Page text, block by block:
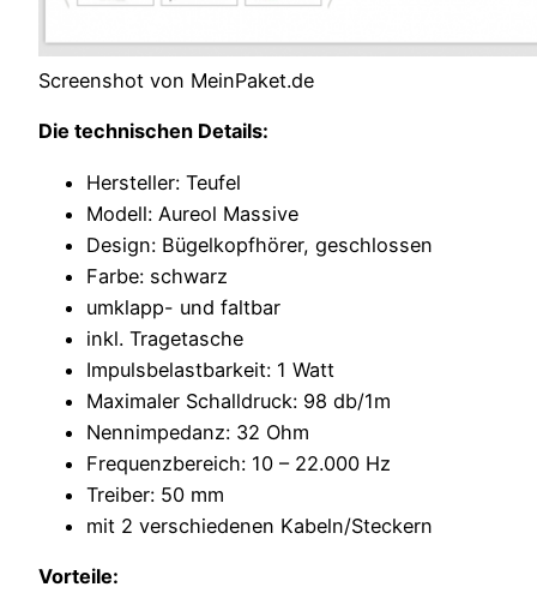
Screenshot von MeinPaket.de
Die technischen Details:
Hersteller: Teufel
Modell: Aureol Massive
Design: Bügelkopfhörer, geschlossen
Farbe: schwarz
umklapp- und faltbar
inkl. Tragetasche
Impulsbelastbarkeit: 1 Watt
Maximaler Schalldruck: 98 db/1m
Nennimpedanz: 32 Ohm
Frequenzbereich: 10 – 22.000 Hz
Treiber: 50 mm
mit 2 verschiedenen Kabeln/Steckern
Vorteile: